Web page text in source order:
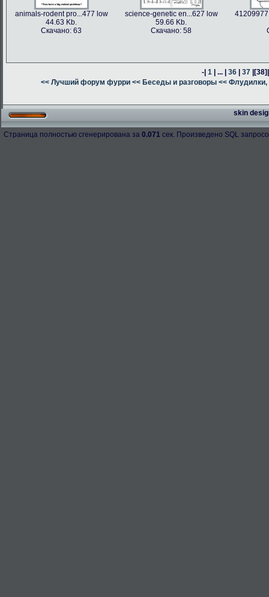
animals-rodent pro...477 low
44.63 Kb.
Скачано: 63
science-genetic en...627 low
59.66 Kb.
Скачано: 58
-| 1 | ... | 36 | 37 |[38]
<< Лучший форум фурри << Беседы и разговоры << Флудилки,
skin
Страница полностью сгенерирована за 0.071 сек. Произведено SQL